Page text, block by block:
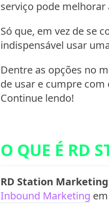
serviço pode melhorar
Só que, em vez de se
indispensável usar
Dentre as opções no
de usar e cumpre
Continue lendo!
O QUE É RD
RD Station Marketing
Inbound Marketing